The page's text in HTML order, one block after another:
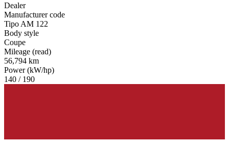
Dealer
Manufacturer code
Tipo AM 122
Body style
Coupe
Mileage (read)
56,794 km
Power (kW/hp)
140 / 190